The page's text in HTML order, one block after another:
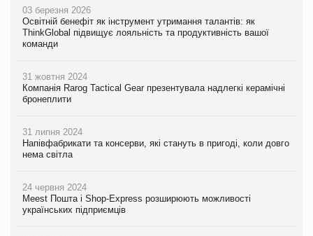
03 березня 2026
Освітній бенефіт як інструмент утримання талантів: як
ThinkGlobal підвищує лояльність та продуктивність вашої
команди
31 жовтня 2024
Компанія Rarog Tactical Gear презентувала надлегкі керамічні
бронеплити
31 липня 2024
Напівфабрикати та консерви, які стануть в пригоді, коли довго
нема світла
24 червня 2024
Meest Пошта і Shop-Express розширюють можливості
українських підприємців